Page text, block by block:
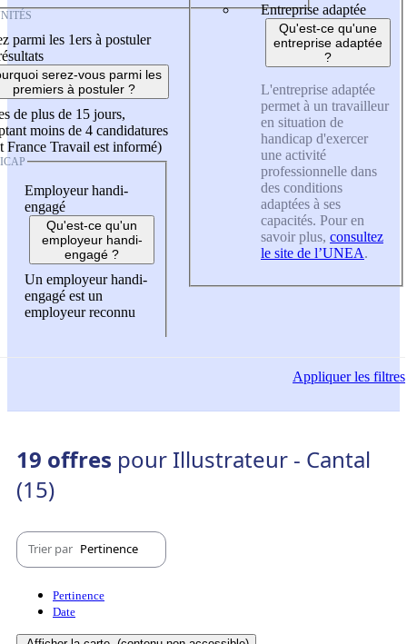
parmi les 1ers à postuler
serez-vous parmi les
premiers à postuler ?
de plus de 15 jours,
moins de 4 candidatures
France Travail est informé)
Employeur handi-
engagé
Qu'est-ce qu'un
employeur handi-
engagé ?
Un employeur handi-
engagé est un
employeur reconnu
Entreprise adaptée
Qu'est-ce qu'une
entreprise adaptée
?
L'entreprise adaptée
permet à un travailleur
en situation de
handicap d'exercer
une activité
professionnelle dans
des conditions
adaptées à ses
capacités. Pour en
savoir plus, consultez
le site de l’UNEA.
Appliquerles filtres
19 offres pour Illustrateur - Cantal
(15)
Trier par Pertinence
Pertinence
Date